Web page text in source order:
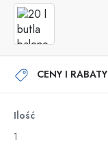
CENY I RABATY
Ilość
1